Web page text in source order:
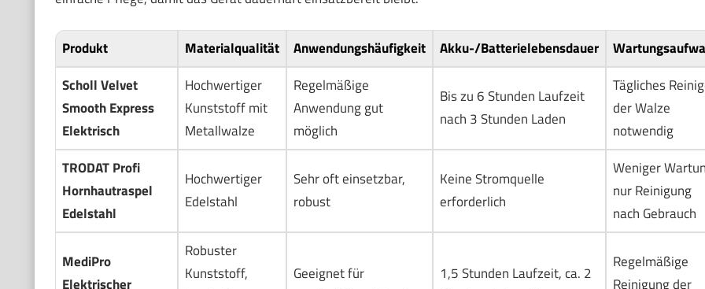
Produkt Materialqualität Anwendungshäufigkeit Akku-/Batterielebensdauer
Scholl Velvet
Smooth Express
Elektrisch
Hochwertiger
Kunststoff mit
Metallwalze
Regelmäßige
Anwendung gut
möglich
Bis zu 6 Stunden Laufzeit
nach 3 Stunden Laden
Tägliches
der Walze
notwendig
TRODAT Profi
Hornhautraspel
Edelstahl
Hochwertiger
Edelstahl
Sehr oft einsetzbar,
robust
Keine Stromquelle
erforderlich
Weniger
nur Reinigung
nach Gebrauch
MediPro
Elektrischer
Robuster
Kunststoff,
Geeignet für
1,5 Stunden Laufzeit, ca. 2
Regelmäßige
Reinigung der